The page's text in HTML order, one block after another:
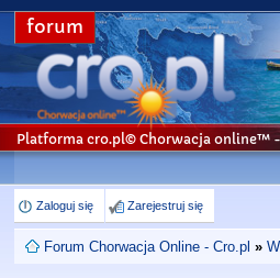
forum
Platforma cro.pl© Chorwacja online™
Zaloguj się Zarejestruj się
Forum Chorwacja Online - Cro.pl »